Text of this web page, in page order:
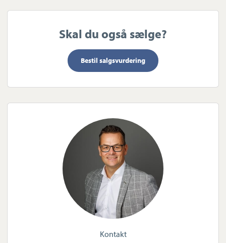
Skal du også sælge?
Bestil salgsvurdering
Kontakt